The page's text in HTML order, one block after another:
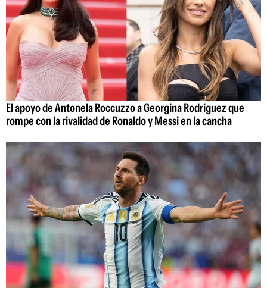
El apoyo de Antonela Roccuzzo a Georgina Rodriguez que
rompe con la rivalidad de Ronaldo y Messi en la cancha